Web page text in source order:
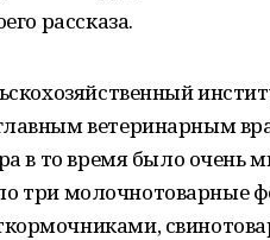
рассказа.
ветеринарным
в то время было очень
три молочнотоварные